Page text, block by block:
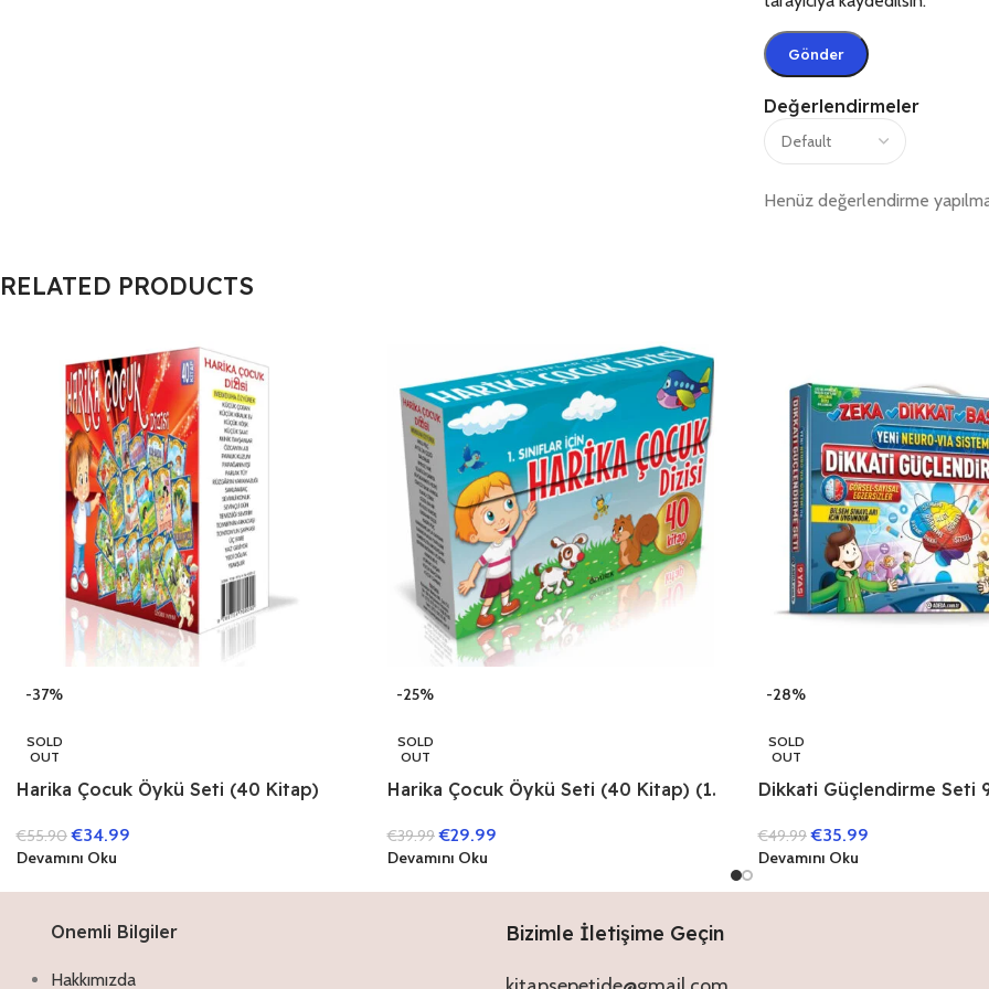
Değerlendirmeler
Henüz değerlendirme
RELATED PRODUCTS
-37%
SOLD
OUT
Harika Çocuk Öykü Seti (40 Kitap)
€55.90 €34.99
Devamını Oku
-25%
SOLD
OUT
Harika Çocuk Öykü Seti (40 Kitap) (1.
€39.99 €29.99
Devamını Oku
-28%
SOLD
OUT
Dikkati Güçlendirme Seti
€49.99 €35.99
Devamını Oku
Onemli Bilgiler
Hakkımızda
Bizimle İletişime Geçin